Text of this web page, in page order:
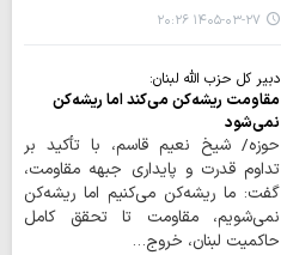
۱۴۰۵-۰۳-۲۷ ۲۰:۲۶
دبیر کل حزب الله لبنان:
مقاومت ریشه‌کن می‌کند اما ریشه‌کن
نمی‌شود
حوزه/ شیخ نعیم قاسم، با تأکید بر
تداوم قدرت و پایداری جبهه مقاومت،
گفت: ما ریشه‌کن می‌کنیم اما ریشه‌کن
نمی‌شویم، مقاومت تا تحقق کامل
حاکمیت لبنان، خروج…